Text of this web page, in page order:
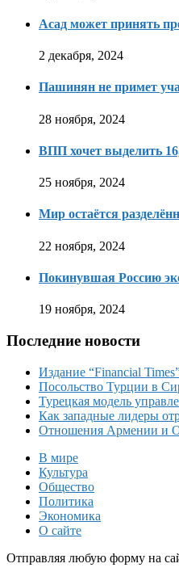
Асад может принять
2 декабря, 2024
Пашинян не примет
28 ноября, 2024
ВПП хочет выделить
25 ноября, 2024
Мир остаётся
22 ноября, 2024
Покинувшая Россию
19 ноября, 2024
Последние новости
Издание “Financial
Посольство Турции в
Турецкая модель
Как западные лидеры
Отношения Армении и
В мире
Культура
Общество
Политика
Экономика
О сайте
Отправляя любую форму на